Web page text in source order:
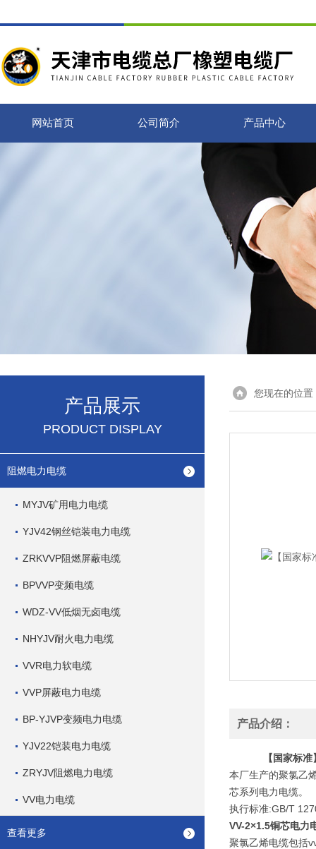
网站首页 公司简介 产品中心
产品展示
PRODUCT DISPLAY
阻燃电力电缆
MYJV矿用电力电缆
YJV42钢丝铠装电力电缆
ZRKVVP阻燃屏蔽电缆
BPVVP变频电缆
WDZ-VV低烟无卤电缆
NHYJV耐火电力电缆
VVR电力软电缆
VVP屏蔽电力电缆
BP-YJVP变频电力电缆
YJV22铠装电力电缆
ZRYJV阻燃电力电缆
VV电力电缆
查看更多
您现在的位置
产品介绍：
【国家标
本厂生产的聚氯乙
芯系列电力电缆。
执行标准:GB/T
VV-2×1.5铜芯电力
聚氯乙烯电缆包括